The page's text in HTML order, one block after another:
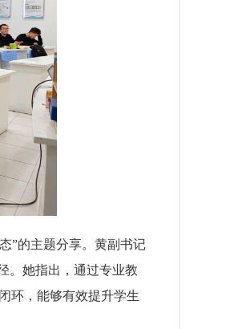
”的主题分享。黄副书记
。她指出，通过专业教
环，能够有效提升学生